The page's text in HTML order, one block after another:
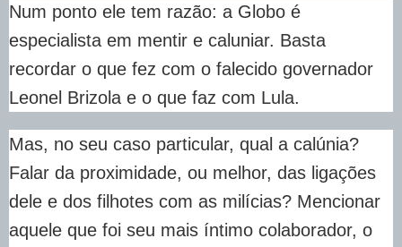
Num ponto ele tem razão: a Globo é
especialista em mentir e caluniar. Basta
recordar o que fez com o falecido governador
Leonel Brizola e o que faz com Lula.
Mas, no seu caso particular, qual a calúnia?
Falar da proximidade, ou melhor, das ligações
dele e dos filhotes com as milícias? Mencionar
aquele que foi seu mais íntimo colaborador, o